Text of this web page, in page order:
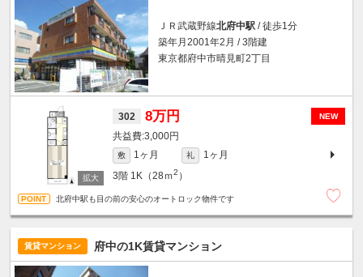
ＪＲ武蔵野線北府中駅 / 徒歩1分
築年月2001年2月 / 3階建
東京都府中市晴見町2丁目
NEW
302 8万円
3,000円
敷 1ヶ月 礼
1ヶ月
3階 1K（28ｍ2 ）
北府中駅も目の前の安心のオートロック物件です
賃貸マンション 府中の1K賃貸マンション